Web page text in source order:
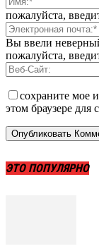
пожалуйста,
Вы ввели
пожалуйста,
сохраните мое
этом браузере
ЭТО ПОПУЛЯРНО